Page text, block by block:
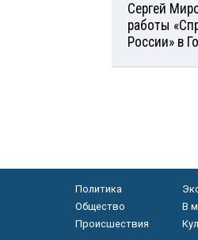
Сергей
работы
России» в
Политика
Общество
В
Происшествия